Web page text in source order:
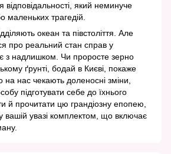
відповідальності, який неминуче
маленьких трагедій.
океан та півстоліття. Але
про реальний стан справ у
з надлишком. Чи проросте зерно
ґрунті, бодай в Києві, покаже
нас чекають доленосні зміни,
підготувати себе до їхнього
й прочитати цю грандіозну епопею,
вашій увазі комплектом, що включає